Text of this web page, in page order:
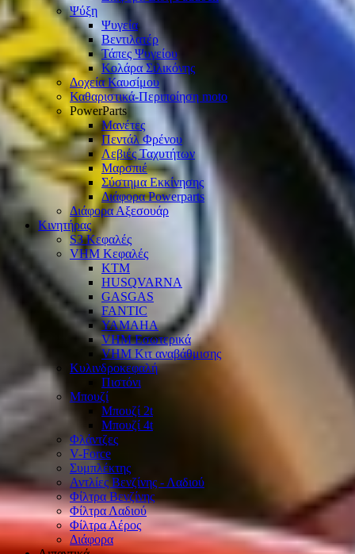
Ψύξη
Ψυγεία
Βεντιλατέρ
Τάπες Ψυγείου
Κολάρα Σιλικόνης
Δοχεία Καυσίμου
Καθαριστικά-Περιποίηση moto
PowerParts
Μανέτες
Πεντάλ Φρένου
Λεβιές Ταχυτήτων
Μαρσπιέ
Σύστημα Εκκίνησης
Διάφορα Powerparts
Διάφορα Αξεσουάρ
Κινητήρας
S3 Κεφαλές
VHM Κεφαλές
KTM
HUSQVARNA
GASGAS
FANTIC
YAMAHA
VHM Εσωτερικά
VHM Κιτ αναβάθμισης
Κυλινδροκεφαλή
Πιστόνι
Μπουζί
Μπουζί 2t
Μπουζί 4t
Φλάντζες
V-Force
Συμπλέκτης
Αντλίες Βενζίνης - Λαδιού
Φίλτρα Βενζίνης
Φίλτρα Λαδιού
Φίλτρα Αέρος
Διάφορα